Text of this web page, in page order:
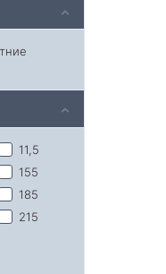
11,5
155
185
215